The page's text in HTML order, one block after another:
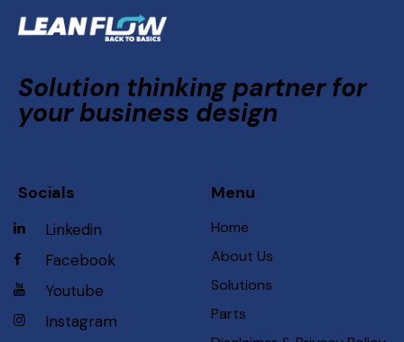
Solution thinking partner for
your business design
Socials
Linkedin
Facebook
Youtube
Instagram
Menu
Home
About Us
Solutions
Parts